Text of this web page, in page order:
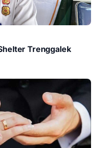
Trenggalek